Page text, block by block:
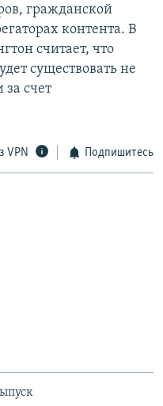
гражданской
контента. В
считает, что
существовать не
за счет
VPN Подпишитесь